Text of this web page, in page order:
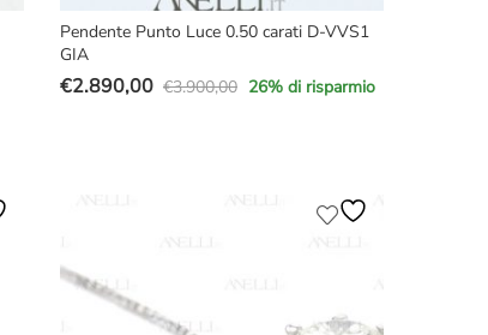
Pendente Punto Luce 0.50 carati D-VVS1
GIA
€3.900,00
Il
€2.890,00
Il
26% di risparmio